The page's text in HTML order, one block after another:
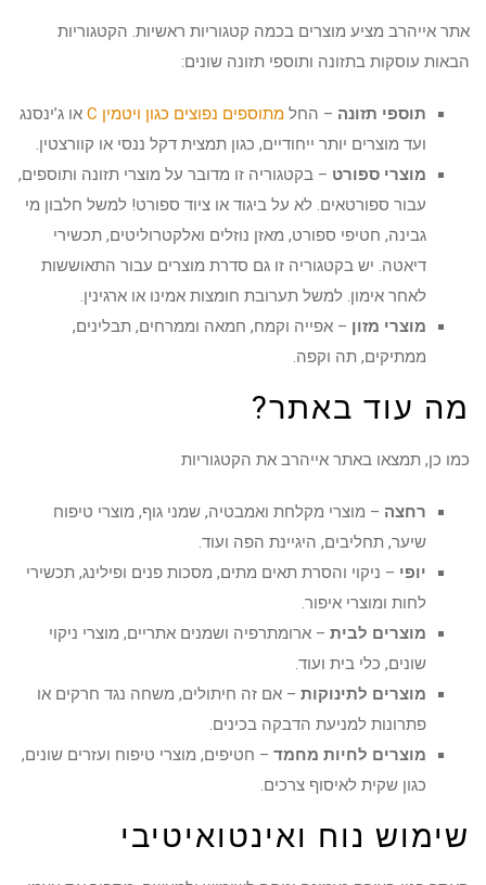
אתר אייהרב מציע מוצרים בכמה קטגוריות ראשיות. הקטגוריות
הבאות עוסקות בתזונה ותוספי תזונה שונים:
תוספי תזונה– החלמתוספים נפוצים כגון ויטמין C
או ג’ינסנג
ועד מוצרים יותר ייחודיים, כגון תמצית דקל ננסי או קוורצטין.
מוצרי ספורט– בקטגוריה זו מדובר על מוצרי תזונה ותוספים,
עבור ספורטאים. לא על ביגוד או ציוד ספורט! למשל חלבון מי
גבינה, חטיפי ספורט, מאזן נוזלים ואלקטרוליטים, תכשירי
דיאטה. יש בקטגוריה זו גם סדרת מוצרים עבור התאוששות
לאחר אימון. למשל תערובת חומצות אמינו או ארגינין.
מוצרי מזון– אפייה וקמח, חמאה וממרחים, תבלינים,
ממתיקים, תה וקפה.
מה עוד באתר?
כמו כן, תמצאו באתר אייהרב את הקטגוריות
רחצה– מוצרי מקלחת ואמבטיה, שמני גוף, מוצרי טיפוח
שיער, תחליבים, היגיינת הפה ועוד.
יופי– ניקוי והסרת תאים מתים, מסכות פנים ופילינג, תכשירי
לחות ומוצרי איפור.
מוצרים לבית– ארומתרפיה ושמנים אתריים, מוצרי ניקוי
שונים, כלי בית ועוד.
מוצרים לתינוקות– אם זה חיתולים, משחה נגד חרקים או
פתרונות למניעת הדבקה בכינים.
מוצרים לחיות מחמד– חטיפים, מוצרי טיפוח ועזרים שונים,
כגון שקית לאיסוף צרכים.
שימוש נוח ואינטואיטיבי